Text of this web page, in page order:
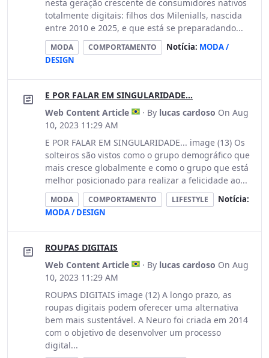
nesta geração crescente de consumidores nativos
totalmente digitais: filhos dos Milenialls, nascida
entre 2010 e 2025, e que está se preparadando...
MODA COMPORTAMENTO Notícia: MODA /
DESIGN
E POR FALAR EM SINGULARIDADE...
Web Content Article
· By lucas cardoso On Aug
10, 2023 11:29 AM
E POR FALAR EM SINGULARIDADE... image (13) Os
solteiros são vistos como o grupo demográfico que
mais cresce globalmente e como o grupo que está
melhor posicionado para realizar a felicidade ao...
MODA COMPORTAMENTO LIFESTYLE
Notícia:
MODA / DESIGN
ROUPAS DIGITAIS
Web Content Article
· By lucas cardoso On Aug
10, 2023 11:29 AM
ROUPAS DIGITAIS image (12) A longo prazo, as
roupas digitais podem oferecer uma alternativa
bem mais sustentável. A Neuro foi criada em 2014
com o objetivo de desenvolver um processo
digital...